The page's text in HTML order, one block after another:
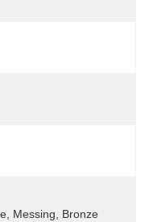
Messing, Bronze